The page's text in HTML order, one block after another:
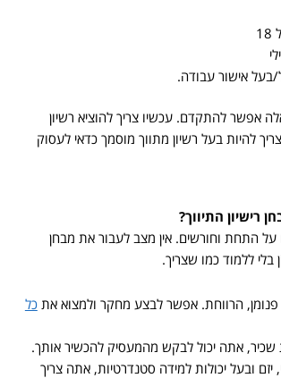
בעל אישור עבודה.
אפשר להתקדם. עכשיו צריך להוציא רשיון
צריך להיות בעל רשיון מתווך מוסמך כדאי לעסוק
רישיון התיווך?
על התחת וחורשים. אין מצב לעבור את מבחן
בלי ללמוד כמו שצריך.
הרווחת. אפשר לבצע מחקר ולמצוא אתכל
שכיר, אתה יכול לבקש מהמעסיק להכשיר אותך.
ובעל יכולות למידה סטנדרטיות, אתה צריך